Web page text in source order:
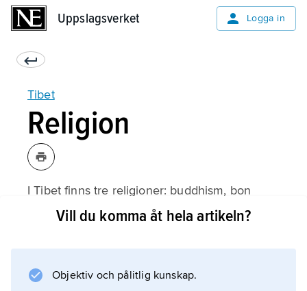
Uppslagsverket Logga in
Tibet
Religion
I Tibet finns tre religioner: buddhism, bon
(eller bönreligion) och islam. Dominerande är
inkarnation av barmhärtighetens bodhisattva,
Vill du komma åt hela artikeln?
Objektiv och pålitlig kunskap.